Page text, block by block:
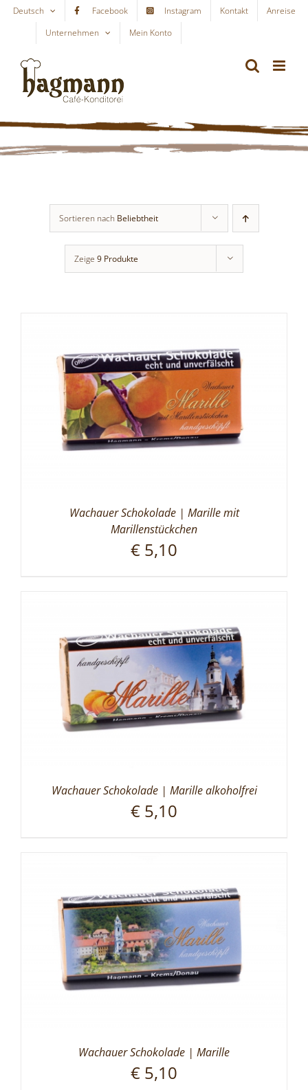
Skip
content
Deutsch Facebook Instagram Kontakt
Anreise
Unternehmen
Mein Konto
Sortieren nach Beliebtheit
Zeige 9 Produkte
Wachauer Schokolade | Marille mit
Marillenstückchen
€ 5,10
Wachauer Schokolade | Marille alkoholfrei
€ 5,10
Wachauer Schokolade | Marille
€ 5,10